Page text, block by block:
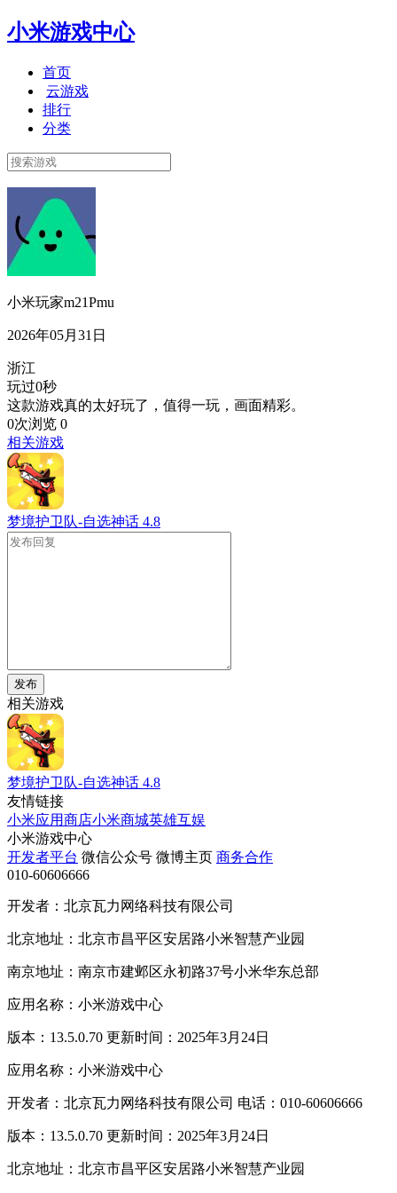
小米游戏中心
首页
云游戏
排行
分类
小米玩家m21Pmu
2026年05月31日
浙江
玩过0秒
这款游戏真的太好玩了，值得一玩，画面精彩。
0次浏览 0
相关游戏
梦境护卫队-自选神话 4.8
发布
相关游戏
梦境护卫队-自选神话 4.8
友情链接
小米应用商店小米商城英雄互娱
小米游戏中心
开发者平台 微信公众号 微博主页 商务合作
010-60606666
开发者：北京瓦力网络科技有限公司
北京地址：北京市昌平区安居路小米智慧产业园
南京地址：南京市建邺区永初路37号小米华东总部
应用名称：小米游戏中心
版本：13.5.0.70 更新时间：2025年3月24日
应用名称：小米游戏中心
开发者：北京瓦力网络科技有限公司 电话：010-60606666
版本：13.5.0.70 更新时间：2025年3月24日
北京地址：北京市昌平区安居路小米智慧产业园